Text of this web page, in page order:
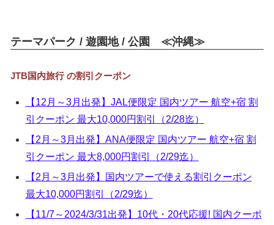
▼
テーマパーク / 遊園地 / 公園 ≪沖縄≫
JTB国内旅行 の割引クーポン
【12月～3月出発】JAL便限定 国内ツアー 航空+宿 割
引クーポン 最大10,000円割引（2/28迄）
【2月～3月出発】ANA便限定 国内ツアー 航空+宿 割
引クーポン 最大8,000円割引（2/29迄）
【2月～3月出発】国内ツアーで使える割引クーポン
最大10,000円割引（2/29迄）
【11/7～2024/3/31出発】10代・20代応援! 国内クーポ